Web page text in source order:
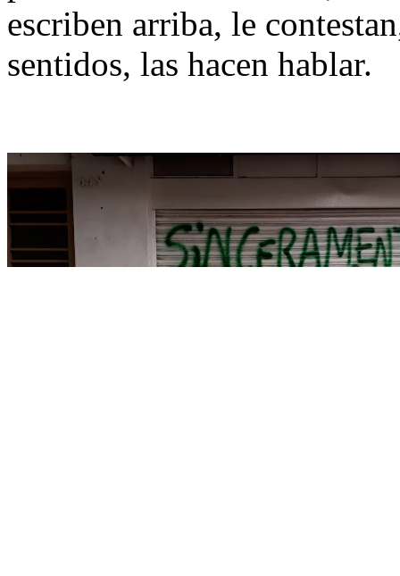
escriben arriba, le
sentidos, las hacen hablar.